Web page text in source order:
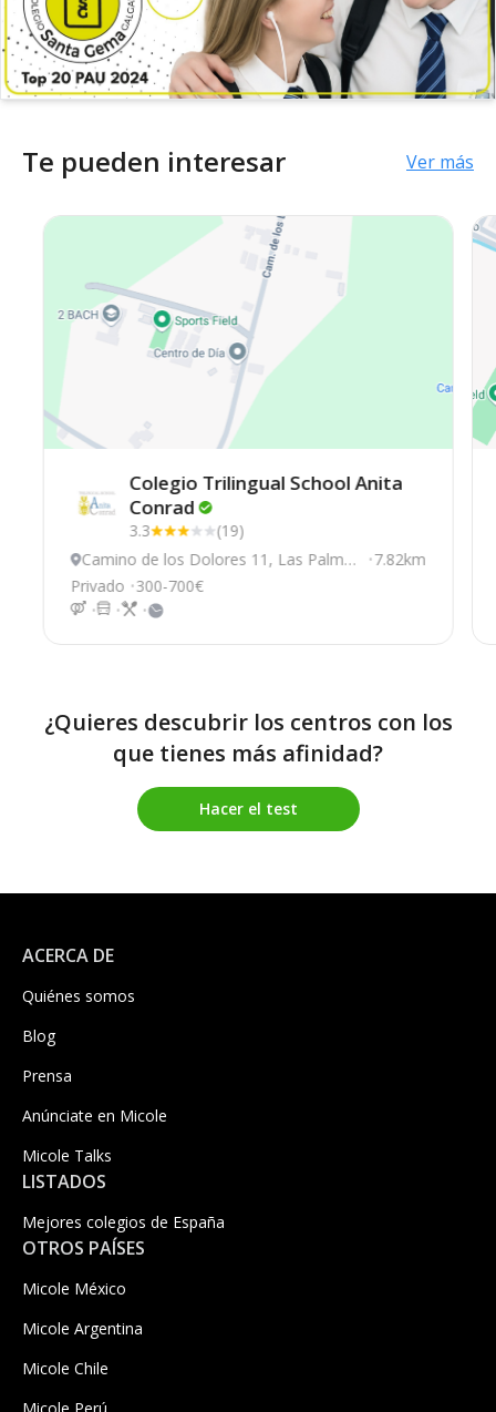
Te pueden interesar Ver más
Colegio Trilingual School Anita
Conrad
3.3
(19)
Camino de los Dolores 11, Las Palmas
De Gran Canaria
7.82km
Privado 300-700€
¿Quieres descubrir los centros con los
que tienes más afinidad?
Hacer el test
ACERCA DE
Quiénes somos
Blog
Prensa
Anúnciate en Micole
Micole Talks
LISTADOS
Mejores colegios de España
OTROS PAÍSES
Micole México
Micole Argentina
Micole Chile